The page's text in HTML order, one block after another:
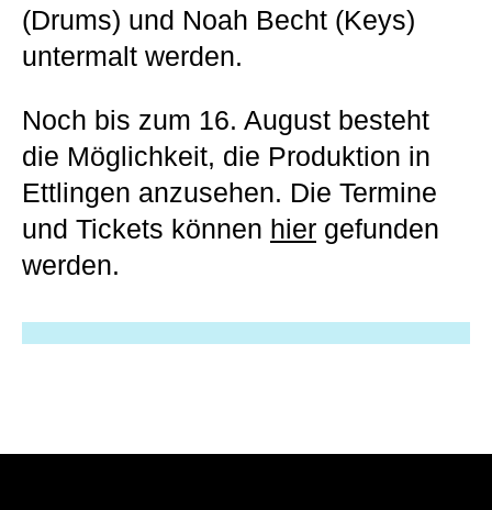
(Drums) und Noah Becht (Keys)
untermalt werden.
Noch bis zum 16. August besteht
die Möglichkeit, die Produktion in
Ettlingen anzusehen. Die Termine
und Tickets können hier gefunden
werden.